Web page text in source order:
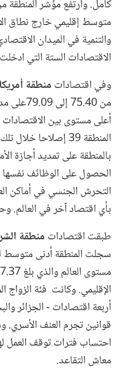
كامل. وارتفع مؤشر المنطقة من
متوسط إقليمي خارج نطاق
والتنمية في الميدان
الاقتصادات الستة التي
وفي اقتصاداتمنطقة
من 75.40
أعلى مستوى بين
المنطقة 39 إصلاحا
بالمنطقة على تمديد أجازة
الحصول على الوظائف
التحرش الجنسي في أماكن
بأي اقتصاد آخر في العالم.
طبقت اقتصادات منطقة
سجلت المنطقة أدنى متوسط
الإقليمي. وكانت فئة
أربعة اقتصادات - الجزائر
قوانين تجرم العنف
احتساب فترات توقف
معاش التقاعد.